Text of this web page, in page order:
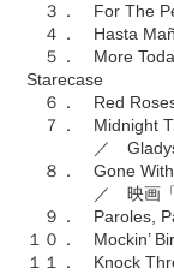
３． For The
４．
５． More
Starecase
６． Red
７． Midnight
／ Gladys
８． Gone With
／ 映画「風
９． Paroles,
１０．
１１． Knock